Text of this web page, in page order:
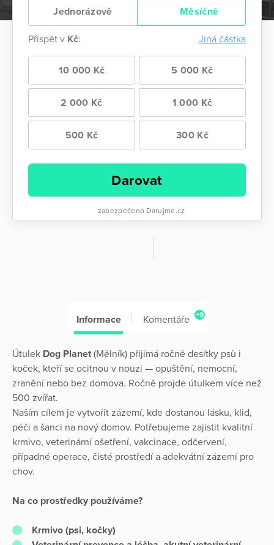
Jednorázově Měsíčně
Přispět v Kč: Jiná částka
10 000 Kč 5 000 Kč
2 000 Kč 1 000 Kč
500 Kč 300 Kč
Darovat
zabezpečeno Darujme.cz
Informace Komentáře +9
Útulek Dog Planet (Mělník) přijímá ročně desítky psů i
koček, kteří se ocitnou v nouzi — opuštění, nemocní,
zranění nebo bez domova. Ročně projde útulkem více než
500 zvířat.
Naším cílem je vytvořit zázemí, kde dostanou lásku, klid,
péči a šanci na nový domov. Potřebujeme zajistit kvalitní
krmivo, veterinární ošetření, vakcinace, odčervení,
případné operace, čisté prostředí a adekvátní zázemí pro
chov.
Na co prostředky používáme?
Krmivo (psi, kočky)